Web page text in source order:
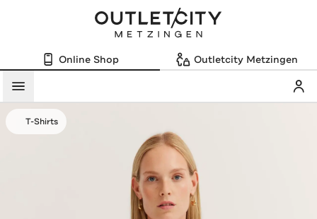
Online Shop Outletcity Metzingen
Menü
T-Shirts